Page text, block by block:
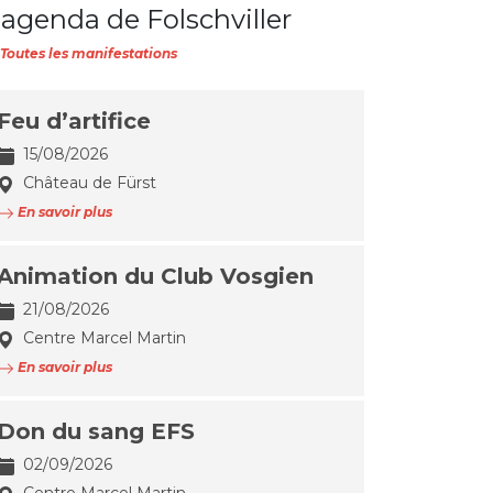
de Folschviller
les manifestations
d’artifice
15/08/2026
Château de Fürst
En savoir plus
du Club Vosgien
21/08/2026
Centre Marcel Martin
En savoir plus
du sang EFS
02/09/2026